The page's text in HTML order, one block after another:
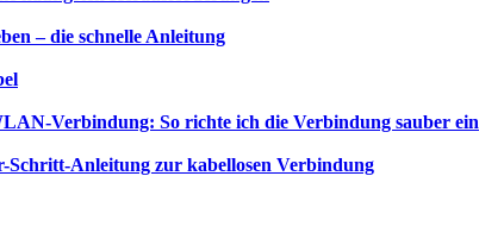
– die schnelle Anleitung
Verbindung: So richte ich die Verbindung sauber ein
Anleitung zur kabellosen Verbindung